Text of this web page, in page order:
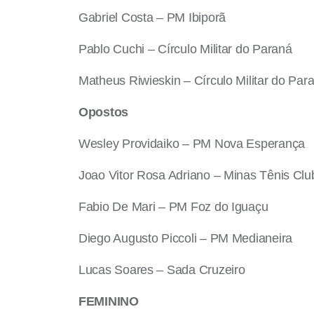
Gabriel Costa – PM Ibiporã
Pablo Cuchi – Círculo Militar do Paraná
Matheus Riwieskin – Círculo Militar do
Opostos
Wesley Providaiko – PM Nova Esperança
Joao Vitor Rosa Adriano – Minas Tênis
Fabio De Mari – PM Foz do Iguaçu
Diego Augusto Piccoli – PM Medianeira
Lucas Soares – Sada Cruzeiro
FEMININO